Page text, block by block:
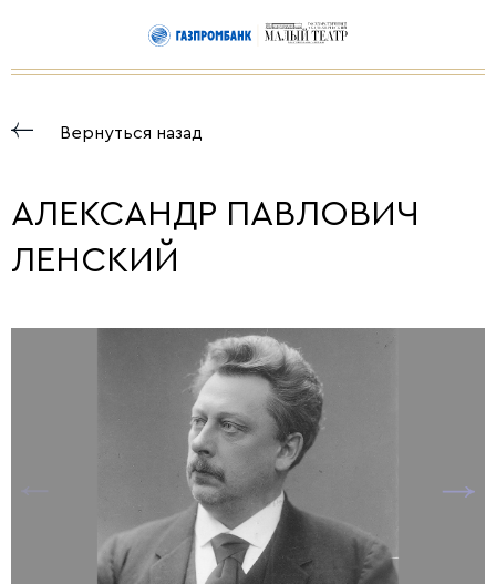
Вернуться назад
АЛЕКСАНДР ПАВЛОВИЧ
ЛЕНСКИЙ